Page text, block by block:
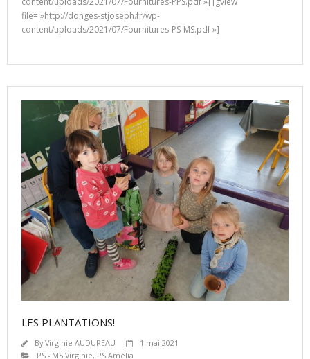
file= »http://donges-stjoseph.fr/wp-
content/uploads/2021/07/Fournitures-PS-MS.pdf »]
LES PLANTATIONS!
ByVirginie AUDUREAU
1 mai 2021
PS - MS Virginie, PS Amélia